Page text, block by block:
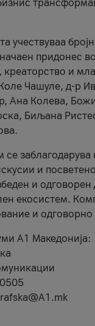
учествуваа
придонес
креаторство и
Чашуле, д-р
Ана Колева,
Биљана
се
и
и
екосистем.
и
А1 Македонија: